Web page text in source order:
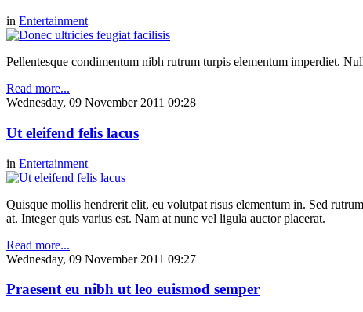
in Entertainment
Pellentesque condimentum nibh rutrum turpis elementum imperdiet.
Read more...
Wednesday, 09 November 2011 09:28
Ut eleifend felis lacus
in Entertainment
Quisque mollis hendrerit elit, eu volutpat risus elementum in. Sed
at. Integer quis varius est. Nam at nunc vel ligula auctor placerat.
Read more...
Wednesday, 09 November 2011 09:27
Praesent eu nibh ut leo euismod semper